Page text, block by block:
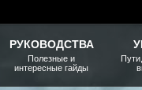
РУКОВОДСТВА
Полезные и
интересные гайды